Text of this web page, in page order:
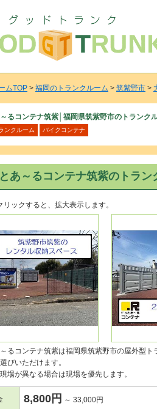
ムTOP > 福岡のトランクルーム > 筑紫野市 >
～るコンテナ筑紫│福岡県筑紫野市のトラン
ンクルーム バイクコンテナ
とあ～るコンテナ筑紫のトラ
リックすると、拡大表示します。
～るコンテナ筑紫は福岡県筑紫野市の屋外型ト
びいただけます。
場が異なる場合は現場を優先します。
8,800円 ～ 33,000円